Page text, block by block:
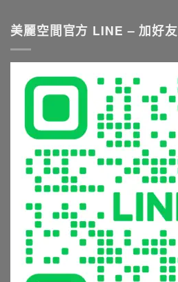
與
薦
就
這
篇〉
中
五
金
淋
浴
設
5
大
常
見
誤
避
坑
南〉
中
挑
從
花
到
恆
溫
龍
頭，
享
極
致
沐
浴
體
五
金
鏽
發
霉
麼
辦？
質
挑
選
與
清
潔
保
全
攻
美麗空間官方 LINE – 加好友